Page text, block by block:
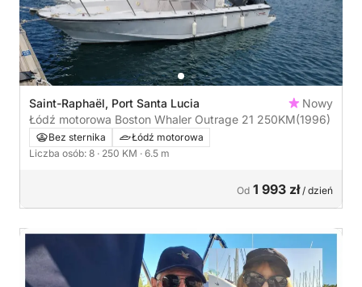
Saint-Raphaël, Port Santa Lucia
Nowy
Łódź motorowa Boston Whaler Outrage 21 250KM(1996)
Bez sternika
Łódź motorowa
Liczba osób: 8 · 250 KM · 6.5 m
Od 1 993 zł/ dzień